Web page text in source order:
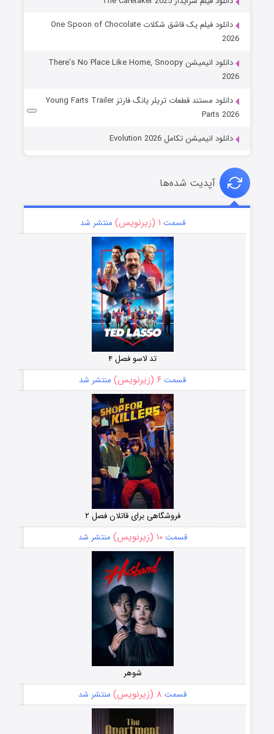
دانلود فیلم یک قاشق شکلات One Spoon of Chocolate
2026
دانلود انیمیشن There’s No Place Like Home, Snoopy
2026
دانلود مستند قطعات تریلر یانگ فارتز Young Farts Trailer
Parts 2026
دانلود انیمیشن تکامل Evolution 2026
آپدیت شده‌ها
قسمت ۱ (زیرنویس) منتشر شد
تد لاسو فصل ۴
قسمت ۶ (زیرنویس) منتشر شد
فروشگاهی برای قاتلان فصل ۲
قسمت۱۰ (زیرنویس) منتشر شد
شوهر
قسمت ۸ (زیرنویس) منتشر شد